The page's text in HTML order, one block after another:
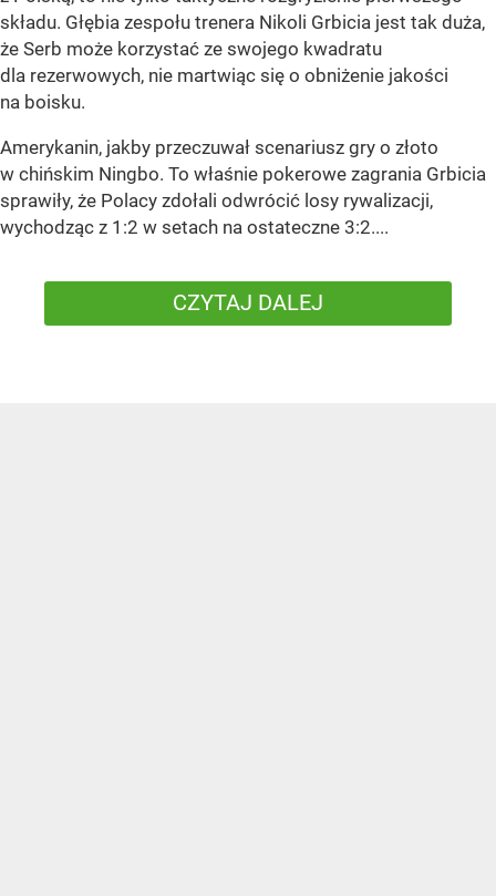
składu. Głębia zespołu trenera Nikoli Grbicia jest tak duża,
że Serb może korzystać ze swojego kwadratu
dla rezerwowych, nie martwiąc się o obniżenie jakości
na boisku.
Amerykanin, jakby przeczuwał scenariusz gry o złoto
w chińskim Ningbo. To właśnie pokerowe zagrania Grbicia
sprawiły, że Polacy zdołali odwrócić losy rywalizacji,
wychodząc z 1:2 w setach na ostateczne 3:2....
CZYTAJ DALEJ